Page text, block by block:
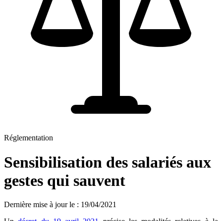
Réglementation
Sensibilisation des salariés aux
gestes qui sauvent
Dernière mise à jour le : 19/04/2021